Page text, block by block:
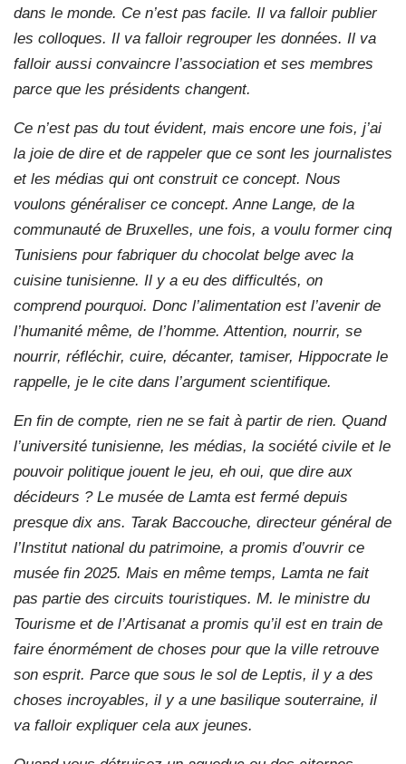
dans le monde. Ce n’est pas facile. Il va falloir publier
les colloques. Il va falloir regrouper les données. Il va
falloir aussi convaincre l’association et ses membres
parce que les présidents changent.
Ce n’est pas du tout évident, mais encore une fois, j’ai
la joie de dire et de rappeler que ce sont les journalistes
et les médias qui ont construit ce concept. Nous
voulons généraliser ce concept. Anne Lange, de la
communauté de Bruxelles, une fois, a voulu former cinq
Tunisiens pour fabriquer du chocolat belge avec la
cuisine tunisienne. Il y a eu des difficultés, on
comprend pourquoi. Donc l’alimentation est l’avenir de
l’humanité même, de l’homme. Attention, nourrir, se
nourrir, réfléchir, cuire, décanter, tamiser, Hippocrate le
rappelle, je le cite dans l’argument scientifique.
En fin de compte, rien ne se fait à partir de rien. Quand
l’université tunisienne, les médias, la société civile et le
pouvoir politique jouent le jeu, eh oui, que dire aux
décideurs ? Le musée de Lamta est fermé depuis
presque dix ans. Tarak Baccouche, directeur général de
l’Institut national du patrimoine, a promis d’ouvrir ce
musée fin 2025. Mais en même temps, Lamta ne fait
pas partie des circuits touristiques. M. le ministre du
Tourisme et de l’Artisanat a promis qu’il est en train de
faire énormément de choses pour que la ville retrouve
son esprit. Parce que sous le sol de Leptis, il y a des
choses incroyables, il y a une basilique souterraine, il
va falloir expliquer cela aux jeunes.